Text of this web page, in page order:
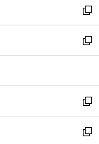
く
で
開
く
ド
ウ
で
開
ィ
ン
ド
ウ
開
く
い
ウ
ィ
ン
ウ
で
開
く
新
し
い
ウ
ン
ド
ウ
で
新
し
ウ
ィ
ン
ド
新
し
い
新